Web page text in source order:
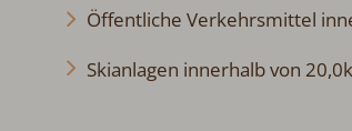
Öffentliche Verkehrsmittel
Skianlagen innerhalb von